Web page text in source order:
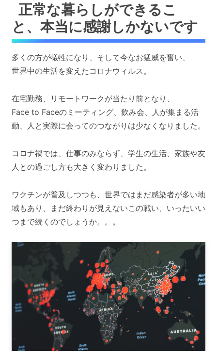
正常な暮らしができるこ
と、本当に感謝しかないです
多くの方が犠牲になり、そして今なお猛威を奮い、
世界中の生活を変えたコロナウィルス。
在宅勤務、リモートワークが当たり前となり、
Face to Faceのミーティング、飲み会、人が集まる活
動、人と実際に会ってのつながりは少なくなりました。
コロナ禍では、仕事のみならず、学生の生活、家族や友
人との過ごし方も大きく変わりました。
ワクチンが普及しつつも、世界ではまだ感染者が多い地
域もあり、まだ終わりが見えないこの戦い、いったいい
つまで続くのでしょうか。。。